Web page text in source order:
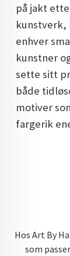
på jakt
kunstverk,
enhver
kunstner
sette sitt
både
motiver
fargerik
Hos Art By
som